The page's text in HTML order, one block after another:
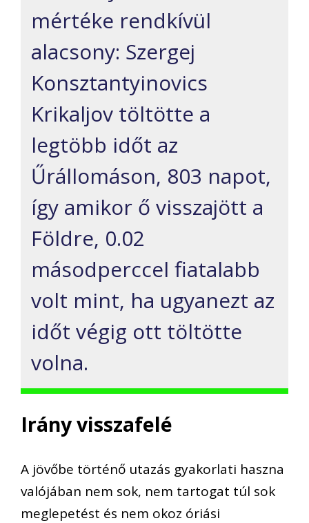
mértéke rendkívül
alacsony: Szergej
Konsztantyinovics
Krikaljov töltötte a
legtöbb időt az
Űrállomáson, 803 napot,
így amikor ő visszajött a
Földre, 0.02
másodperccel fiatalabb
volt mint, ha ugyanezt az
időt végig ott töltötte
volna.
Irány visszafelé
A jövőbe történő utazás gyakorlati haszna
valójában nem sok, nem tartogat túl sok
meglepetést és nem okoz óriási